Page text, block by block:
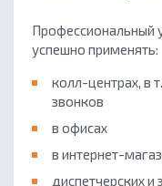
Профессиональный
успешно применять:
колл-центрах, в
звонков
в офисах
в интернет-
диспетчерских и